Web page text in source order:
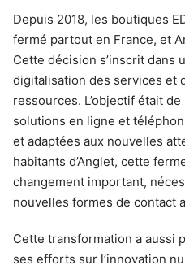
Depuis 2018, les boutiques
fermé partout en France, et
Cette décision s’inscrit dans
digitalisation des services et
ressources. L’objectif était
solutions en ligne et
et adaptées aux nouvelles
habitants d’Anglet, cette
changement important,
nouvelles formes de contact
Cette transformation a aussi
ses efforts sur l’innovation